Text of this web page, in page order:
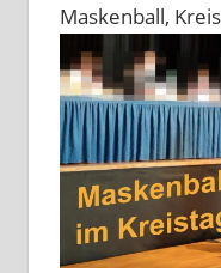
Maskenball,